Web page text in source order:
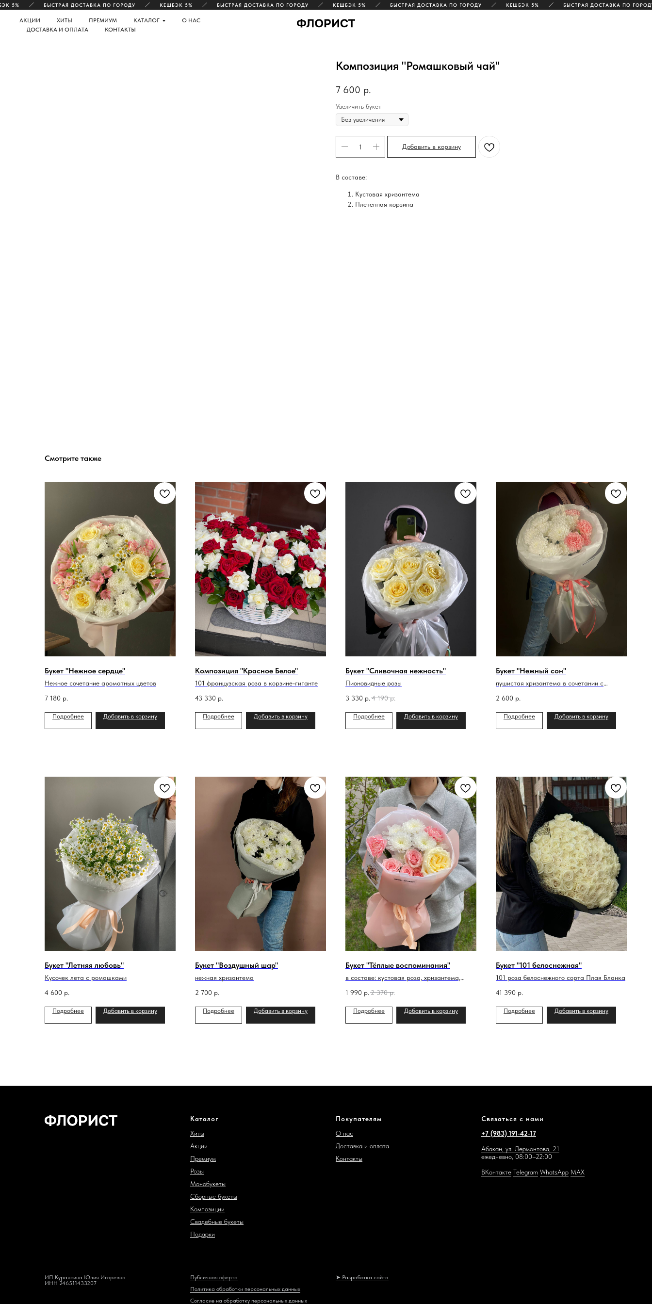
БЫСТРАЯ ДОСТАВКА ПО ГОРОДУ КЕШБЭК 5% БЫСТРАЯ ДОСТАВКА ПО ГОРОДУ КЕШБЭК 5% БЫСТРАЯ ДОСТАВКА ПО ГОРОДУ КЕШБЭК 5% БЫСТРАЯ ДОСТАВКА ПО ГОРОДУ
АКЦИИ ХИТЫ ПРЕМИУМ КАТАЛОГ
О НАС
ДОСТАВКА И ОПЛАТА
КОНТАКТЫ
Композиция "Ромашковый чай"
7 600 р.
Увеличить букет
Добавить в корзину
В составе:
Кустовая хризантема
Плетенная корзина
Смотрите также
Букет "Нежное сердце"
Нежное сочетание ароматных цветов
7 180 р.
Подробнее Добавить в корзину
Композиция "Красное Белое"
101 французская роза в корзине-гиганте
43 330 р.
Подробнее Добавить в корзину
Букет "Сливочная нежность"
Пионовидные розы
3 330 р. 4 190 р.
Подробнее Добавить в корзину
Букет "Нежный сон"
пушистая хризантема в сочетании с
2 600 р.
Подробнее Добавить в корзину
Букет "Летняя любовь"
Кусочек лета с ромашками
4 600 р.
Подробнее Добавить в корзину
Букет "Воздушный шар"
нежная хризантема
2 700 р.
Подробнее Добавить в корзину
Букет "Тёплые воспоминания"
в составе: кустовая роза, хризантема,
1 990 р. 2 370 р.
Подробнее Добавить в корзину
Букет "101 белоснежная"
101 роза белоснежного сорта Плая Бланка
41 390 р.
Подробнее Добавить в корзину
Каталог
Хиты
Акции
Премиум
Розы
Монобукеты
Сборные букеты
Композиции
Свадебные букеты
Подарки
Покупателям
О нас
Доставка и оплата
Контакты
Связаться с нами
+7 (983) 191-42-17
Абакан, ул. Лермонтова, 21
ежедневно, 08:00–22:00
ВКонтакте Telegram WhatsApp MAX
ИП Кураксина Юлия Игоревна
ИНН 246511433207
Публичная оферта
Политика обработки персональных данных
Согласие на обработку персональных данных
➤ Разработка сайта